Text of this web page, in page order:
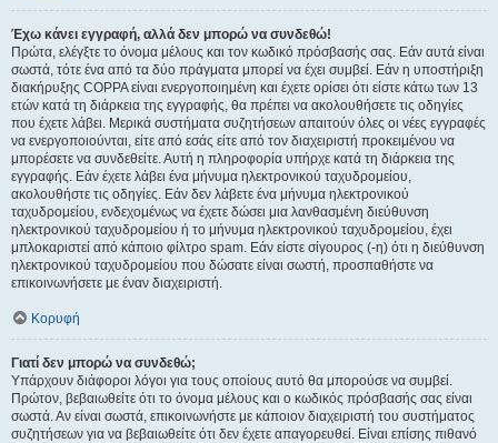
Έχω κάνει εγγραφή, αλλά δεν μπορώ να συνδεθώ!
Πρώτα, ελέγξτε το όνομα μέλους και τον κωδικό πρόσβασής σας. Εάν αυτά είναι
σωστά, τότε ένα από τα δύο πράγματα μπορεί να έχει συμβεί. Εάν η υποστήριξη
διακήρυξης COPPA είναι ενεργοποιημένη και έχετε ορίσει ότι είστε κάτω των 13
ετών κατά τη διάρκεια της εγγραφής, θα πρέπει να ακολουθήσετε τις οδηγίες
που έχετε λάβει. Μερικά συστήματα συζητήσεων απαιτούν όλες οι νέες εγγραφές
να ενεργοποιούνται, είτε από εσάς είτε από τον διαχειριστή προκειμένου να
μπορέσετε να συνδεθείτε. Αυτή η πληροφορία υπήρχε κατά τη διάρκεια της
εγγραφής. Εάν έχετε λάβει ένα μήνυμα ηλεκτρονικού ταχυδρομείου,
ακολουθήστε τις οδηγίες. Εάν δεν λάβετε ένα μήνυμα ηλεκτρονικού
ταχυδρομείου, ενδεχομένως να έχετε δώσει μια λανθασμένη διεύθυνση
ηλεκτρονικού ταχυδρομείου ή το μήνυμα ηλεκτρονικού ταχυδρομείου, έχει
μπλοκαριστεί από κάποιο φίλτρο spam. Εάν είστε σίγουρος (-η) ότι η διεύθυνση
ηλεκτρονικού ταχυδρομείου που δώσατε είναι σωστή, προσπαθήστε να
επικοινωνήσετε με έναν διαχειριστή.
Κορυφή
Γιατί δεν μπορώ να συνδεθώ;
Υπάρχουν διάφοροι λόγοι για τους οποίους αυτό θα μπορούσε να συμβεί.
Πρώτον, βεβαιωθείτε ότι το όνομα μέλους και ο κωδικός πρόσβασής σας είναι
σωστά. Αν είναι σωστά, επικοινωνήστε με κάποιον διαχειριστή του συστήματος
συζητήσεων για να βεβαιωθείτε ότι δεν έχετε απαγορευθεί. Είναι επίσης πιθανό